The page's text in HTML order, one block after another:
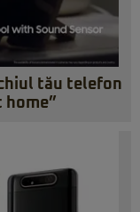
tău telefon
home”